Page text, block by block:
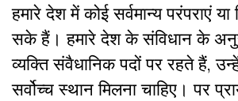
हमारे देश में कोई सर्वमान्य परंपराएं
सके हैं। हमारे देश के संविधान के
व्यक्ति संवैधानिक पदों पर रहते हैं,
सर्वोच्च स्थान मिलना चाहिए। पर